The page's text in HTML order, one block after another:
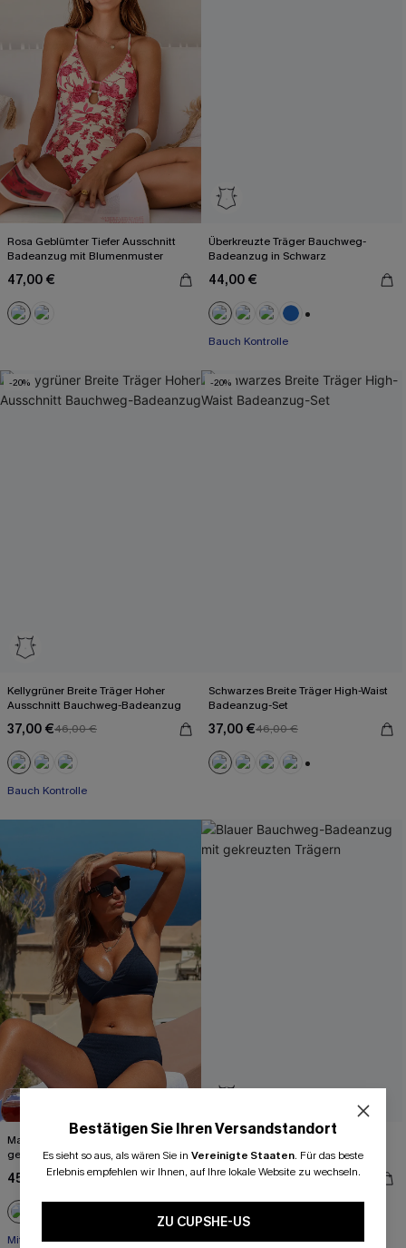
Rosa Geblümter Tiefer Ausschnitt
Badeanzug mit Blumenmuster
47,00 €
Überkreuzte Träger Bauchweg-
Badeanzug in Schwarz
44,00 €
Bauch Kontrolle
-20%
Kellygrüner Breite Träger Hoher
Ausschnitt Bauchweg-Badeanzug
37,00 €46,00 €
Bauch Kontrolle
-20%
Schwarzes Breite Träger High-Waist
Badeanzug-Set
37,00 €46,00 €
Marineblaues Bikini-Set mit
gekreuzten Trägern
45,00 €
Mit Gratis-Maßband
gekreuzten Trägern
50,00 €
Bauch Kontrolle
Bestätigen Sie Ihren Versandstandort
Es sieht so aus, als wären Sie in Vereinigte Staaten. Für das beste
Erlebnis empfehlen wir Ihnen, auf Ihre lokale Website zu wechseln.
ZU CUPSHE-US